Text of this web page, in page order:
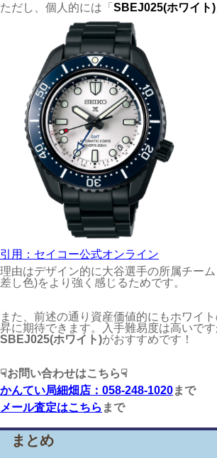
ただし、個人的には「 SBEJ025(ホワイト)
引用：セイコー公式オンライン
理由はデザイン的に大谷選手の所属チー
差し色)をより強く感じるためです。
また、前述の通り資産価値的にもホワイ
昇に期待できます。入手難易度は高いで
SBEJ025(ホワイト)がおすすめです！
☟お問い合わせはこちら☟
かんてい局細畑店：058-248-1020まで
メール査定はこちら まで
まとめ